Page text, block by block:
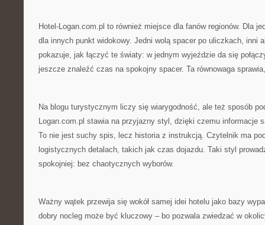
Hotel-Logan.com.pl to również miejsce dla fanów regionów. Dla
dla innych punkt widokowy. Jedni wolą spacer po uliczkach, inni
pokazuje, jak łączyć te światy: w jednym wyjeździe da się
jeszcze znaleźć czas na spokojny spacer. Ta równowaga
Na blogu turystycznym liczy się wiarygodność, ale też sposób
Logan.com.pl stawia na przyjazny styl, dzięki czemu informacje
To nie jest suchy spis, lecz historia z instrukcją. Czytelnik ma
logistycznych detalach, takich jak czas dojazdu. Taki styl
spokojniej: bez chaotycznych wyborów.
Ważny wątek przewija się wokół samej idei hotelu jako bazy
dobry nocleg może być kluczowy – bo pozwala zwiedzać w